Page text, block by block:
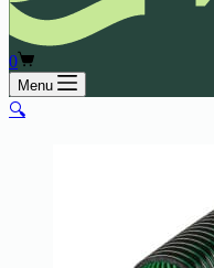
Shopping
cart
0
Menu
🔍